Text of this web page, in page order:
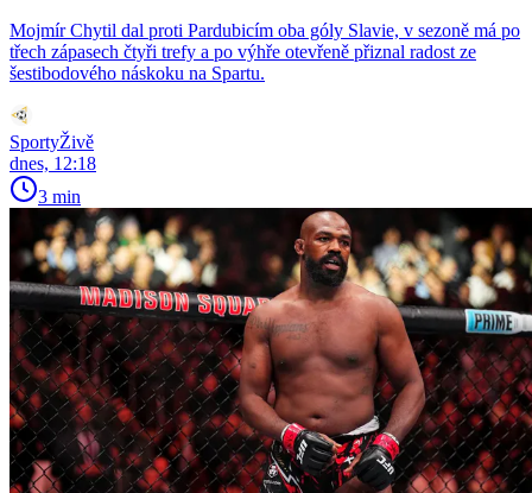
Mojmír Chytil dal proti Pardubicím oba góly Slavie, v sezoně má po
třech zápasech čtyři trefy a po výhře otevřeně přiznal radost ze
šestibodového náskoku na Spartu.
SportyŽivě
dnes, 12:18
3 min